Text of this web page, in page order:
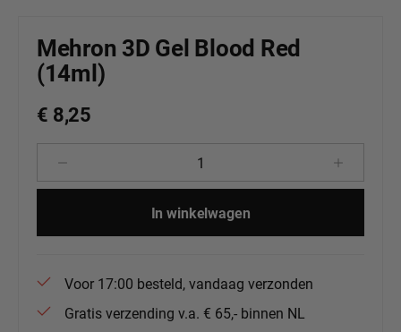
Mehron 3D Gel Blood Red
(14ml)
€ 8,25
Producthoeveelheid: Voer de
In winkelwagen
Voor 17:00 besteld, vandaag verzonden
Gratis verzending v.a. € 65,- binnen NL